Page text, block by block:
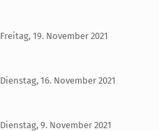
Freitag, 19. November 2021
Dienstag, 16. November 2021
Dienstag, 9. November 2021